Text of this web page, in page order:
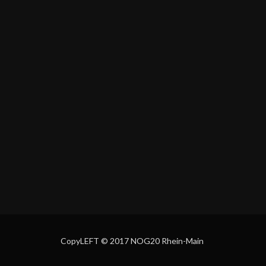
CopyLEFT © 2017 NOG20 Rhein-Main